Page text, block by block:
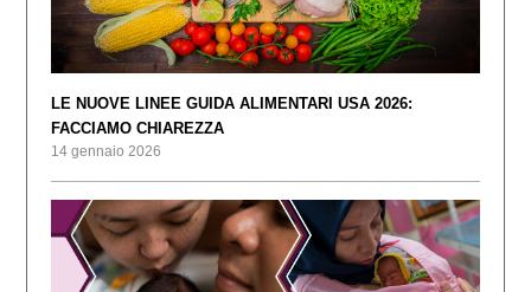
LE NUOVE LINEE GUIDA ALIMENTARI USA 2026:
FACCIAMO CHIAREZZA
14 gennaio 2026